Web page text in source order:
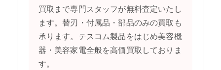
買取まで専門スタッフが無料査定いたし
ます。替刃・付属品・部品のみの買取も
承ります。テスコム製品をはじめ美容機
器・美容家電全般を高価買取しておりま
す。